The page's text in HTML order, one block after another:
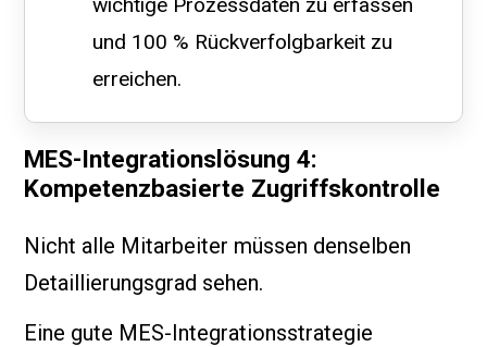
und 100 % Rückverfolgbarkeit zu
erreichen.
MES-Integrationslösung 4:
Kompetenzbasierte Zugriffskontrolle
Nicht alle Mitarbeiter müssen denselben
Detaillierungsgrad sehen.
Eine gute MES-Integrationsstrategie